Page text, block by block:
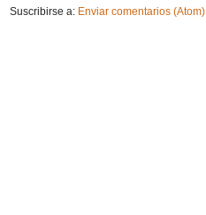
Suscribirse a: Enviar comentarios (Atom)